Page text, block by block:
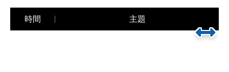
時間 主題